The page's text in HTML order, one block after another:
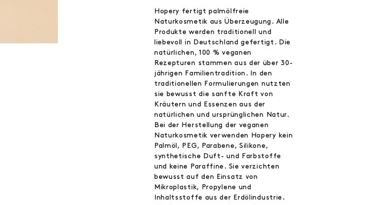
Hopery fertigt palmölfreie
Naturkosmetik aus Überzeugung. Alle
Produkte werden traditionell und
liebevoll in Deutschland gefertigt. Die
natürlichen, 100 % veganen
Rezepturen stammen aus der über 30-
jährigen Familientradition. In den
traditionellen Formulierungen nutzten
sie bewusst die sanfte Kraft von
Kräutern und Essenzen aus der
natürlichen und ursprünglichen Natur.
Bei der Herstellung der veganen
Naturkosmetik verwenden Hopery kein
Palmöl, PEG, Parabene, Silikone,
synthetische Duft- und Farbstoffe
und keine Paraffine. Sie verzichten
bewusst auf den Einsatz von
Mikroplastik, Propylene und
Inhaltsstoffe aus der Erdölindustrie.